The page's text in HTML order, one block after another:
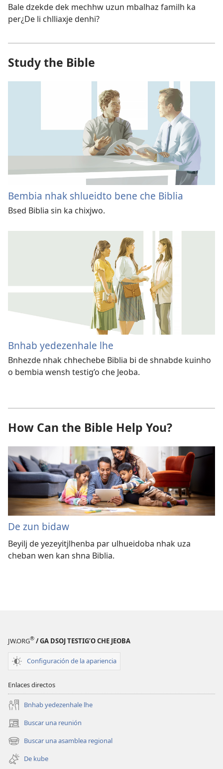
Bale dzekde dek mechhw uzun mbalhaz familh ka
per¿De li chlliaxje denhi?
Study the Bible
Bembia nhak shlueidto bene che Biblia
Bsed Biblia sin ka chixjwo.
Bnhab yedezenhale lhe
Bnhezde nhak chhechebe Biblia bi de shnabde kuinho
o bembia wensh testig’o che Jeoba.
How Can the Bible Help You?
De zun bidaw
Beyilj de yezeyitjlhenba par ulhueidoba nhak uza
cheban wen kan shna Biblia.
JW.ORG® / GA DSOJ TESTIGʼO CHE JEOBA
Configuración de la apariencia
Enlaces directos
Bnhab yedezenhale lhe
Buscar una reunión
(abre
una
nueva
ventana)
Buscar una asamblea regional
(abre
una
nueva
De kube